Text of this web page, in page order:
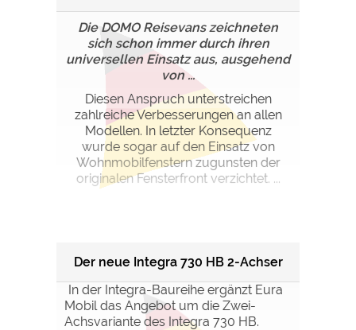
Die DOMO Reisevans zeichneten
sich schon immer durch ihren
universellen Einsatz aus, ausgehend
von ...
Diesen Anspruch unterstreichen
zahlreiche Verbesserungen an allen
Modellen. In letzter Konsequenz
wurde sogar auf den Einsatz von
Wohnmobilfenstern zugunsten der
originalen Fensterfront verzichtet. ...
Der neue Integra 730 HB 2-Achser
In der Integra-Baureihe ergänzt Eura
Mobil das Angebot um die Zwei-
Achsvariante des Integra 730 HB.